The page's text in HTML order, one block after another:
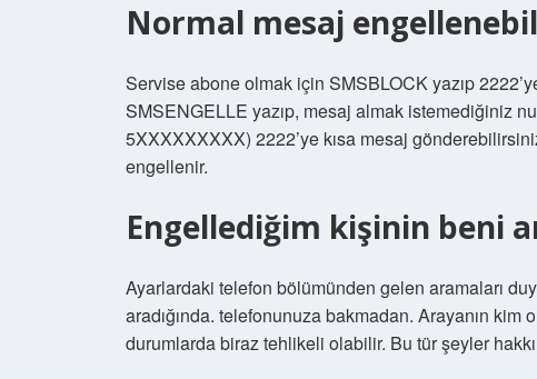
Normal mesaj
Servise abone olmak için SMSBLOCK yazıp
SMSENGELLE yazıp, mesaj almak istemediğiniz
5XXXXXXXXX) 2222’ye kısa mesaj
engellenir.
Engellediğim kişinin beni
Ayarlardaki telefon bölümünden gelen aramaları
aradığında. telefonunuza bakmadan. Arayanın kim
durumlarda biraz tehlikeli olabilir. Bu tür şeyler